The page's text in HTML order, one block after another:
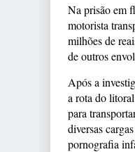
Na prisão em
motorista
milhões de
de outros
Após a
a rota do
para
diversas
pornografia